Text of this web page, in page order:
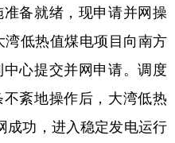
县区直达 企业速递
铜仁 黔东南
备就绪，现申请并网操
低热值煤电项目向南方
心提交并网申请。调度
紊地操作后，大湾低热
成功，进入稳定发电运行